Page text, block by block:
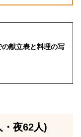
献立表と料理の写
夜62人)